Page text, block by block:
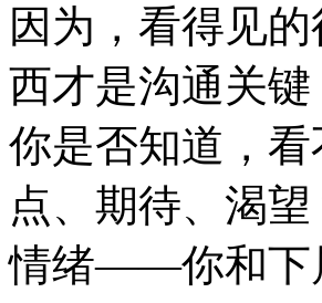
因为，看得见
西才是沟通关键
你是否知道，
点、期待、渴望
情绪——你和下